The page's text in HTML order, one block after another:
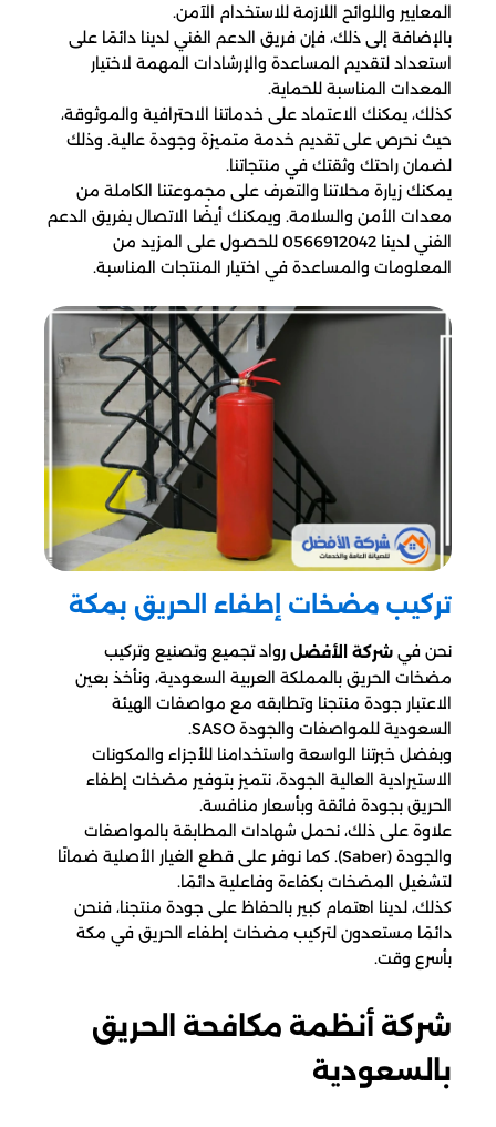
المعايير واللوائح اللازمة للاستخدام الآمن.
بالإضافة إلى ذلك، فإن فريق الدعم الفني لدينا دائمًا على
استعداد لتقديم المساعدة والإرشادات المهمة لاختيار
المعدات المناسبة للحماية.
كذلك، يمكنك الاعتماد على خدماتنا الاحترافية والموثوقة،
حيث نحرص على تقديم خدمة متميزة وجودة عالية. وذلك
لضمان راحتك وثقتك في منتجاتنا.
يمكنك زيارة محلاتنا والتعرف على مجموعتنا الكاملة من
معدات الأمن والسلامة. ويمكنك أيضًا الاتصال بفريق الدعم
الفني لدينا 0566912042 للحصول على المزيد من
المعلومات والمساعدة في اختيار المنتجات المناسبة.
تركيب مضخات إطفاء الحريق بمكة
نحن في شركة الأفضل رواد تجميع وتصنيع وتركيب
مضخات الحريق بالمملكة العربية السعودية، ونأخذ بعين
الاعتبار جودة منتجنا وتطابقه مع مواصفات الهيئة
السعودية للمواصفات والجودة SASO.
وبفضل خبرتنا الواسعة واستخدامنا للأجزاء والمكونات
الاستيرادية العالية الجودة، نتميز بتوفير مضخات إطفاء
الحريق بجودة فائقة وبأسعار منافسة.
علاوة على ذلك، نحمل شهادات المطابقة بالمواصفات
والجودة (Saber). كما نوفر على قطع الغيار الأصلية ضمانًا
لتشغيل المضخات بكفاءة وفاعلية دائمًا.
كذلك، لدينا اهتمام كبير بالحفاظ على جودة منتجنا، فنحن
دائمًا مستعدون لتركيب مضخات إطفاء الحريق في مكة
بأسرع وقت.
شركة أنظمة مكافحة الحريق
بالسعودية